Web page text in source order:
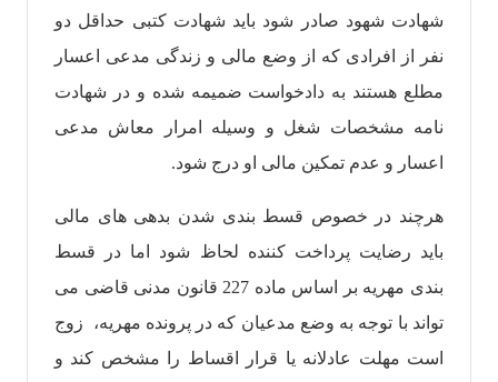
شهادت شهود صادر شود باید شهادت کتبی حداقل دو
نفر از افرادی که از وضع مالی و زندگی مدعی اعسار
مطلع هستند به دادخواست ضمیمه شده و در شهادت
نامه مشخصات شغل و وسیله امرار معاش مدعی
اعسار و عدم تمکین مالی او درج شود.
هرچند در خصوص قسط بندی شدن بدهی های مالی
باید رضایت پرداخت کننده لحاظ شود اما در قسط
بندی مهریه بر اساس ماده 227 قانون مدنی قاضی می
تواند با توجه به وضع مدعیان که در پرونده مهریه، زوج
است مهلت عادلانه یا قرار اقساط را مشخص کند و